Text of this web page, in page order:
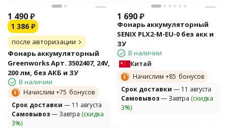
1 490₽
1 386 ₽
после авторизации
Фонарь аккумуляторный
Greenworks Арт. 3502407, 24V,
200 лм, без АКБ и ЗУ
В наличии
Начислим +75 бонусов
Cрок доставки — 11 августа
Самовывоз— Завтра (скидка
3%)
1 690₽
Фонарь аккумуляторный
SENIX PLX2-M-EU-0 без акк и
ЗУ
В наличии
Китай
Начислим +85 бонусов
Cрок доставки — 11 августа
Самовывоз— Завтра (скидка
3%)